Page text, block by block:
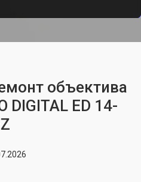
объектива
DIGITAL ED 14-